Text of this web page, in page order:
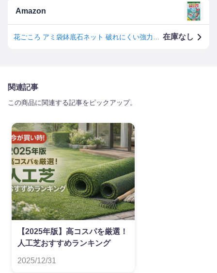
Amazon
在庫なし
関連記事
この商品に関連する記事をピックアップ。
【2025年版】高コスパを厳選！
人工芝おすすめランキング
2025/12/31